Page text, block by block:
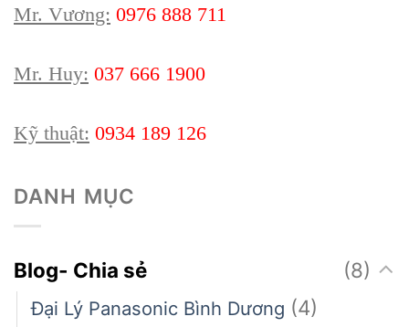
Mr. Vương: 0976 888 711
Mr. Huy: 037 666 1900
Kỹ thuật: 0934 189 126
DANH MỤC
Blog- Chia sẻ (8)
Đại Lý Panasonic Bình Dương (4)